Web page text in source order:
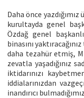
Daha önce
kurultayda genel
Özdağ genel
binasını
daha tezahür etmiş,
zevatla yaşadığınız
iktidarınızı
iddialarınızdan
inandırıcı